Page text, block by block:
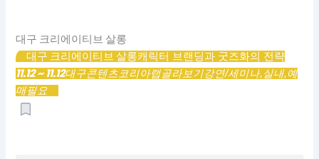
대구 크리에이티브 살롱
대구 크리에이티브 살롱캐릭터 브랜딩과 굿즈화의 전략
11.12 ~ 11.12대구콘텐츠코리아랩골라보기강연/세미나,실내,예
매필요